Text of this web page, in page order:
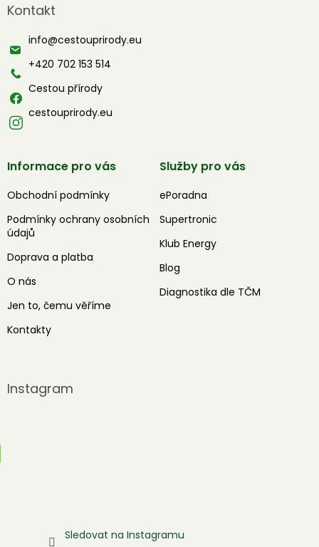
p
t
Kontakt
info@cestouprirody.eu
+420 702 153 514
Cestou přírody
cestouprirody.eu
Informace pro vás
Obchodní podmínky
Podmínky ochrany osobních
údajů
Doprava a platba
O nás
Jen to, čemu věříme
Kontakty
Služby pro vás
ePoradna
Supertronic
Klub Energy
Blog
Diagnostika dle TČM
Instagram
Sledovat na Instagramu